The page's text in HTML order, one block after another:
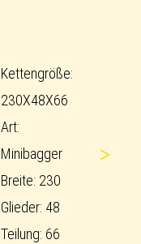
Kettengröße:
230X48X66
Art:
Minibagger
Breite: 230
Glieder: 48
Teilung: 66
>